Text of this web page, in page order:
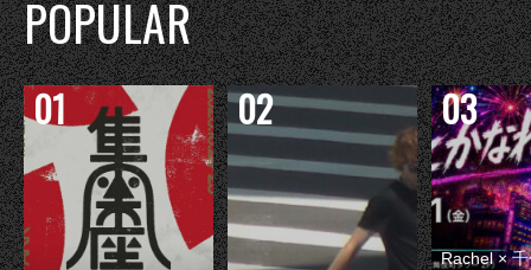
POPULAR
Rachel ×